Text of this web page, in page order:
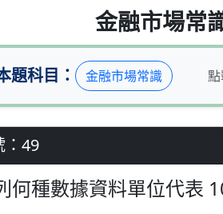
列何種數據資
金融市場常
題科目： 金融市場常識
：49
何種數據資料單位代表